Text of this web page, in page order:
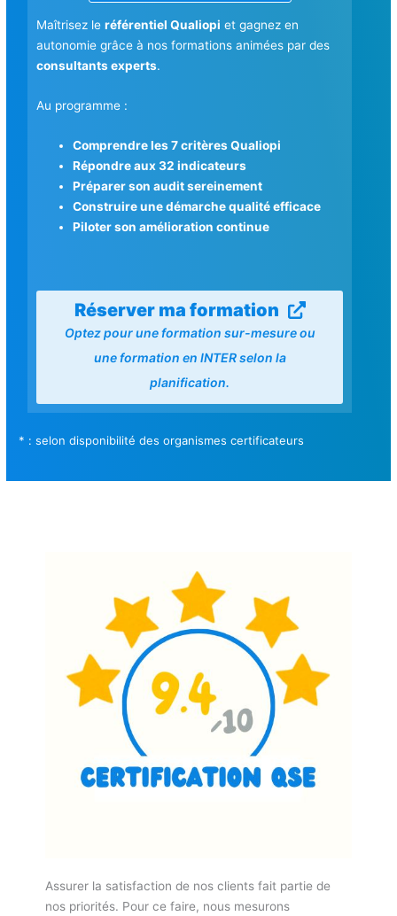
Maîtrisez leréférentiel Qualiopi et gagnez en
autonomie grâce à nos formations animées par des
consultants experts.
Au programme :
Comprendre les 7 critères Qualiopi
Répondre aux 32 indicateurs
Préparer son audit sereinement
Construire une démarche qualité efficace
Piloter son amélioration continue
Réserver ma formation
Optez pour une formation sur-mesure ou
une formation en INTER selon la
planification.
* : selon disponibilité des organismes certificateurs
Assurer la satisfaction de nos clients fait partie de
nos priorités. Pour ce faire, nous mesurons